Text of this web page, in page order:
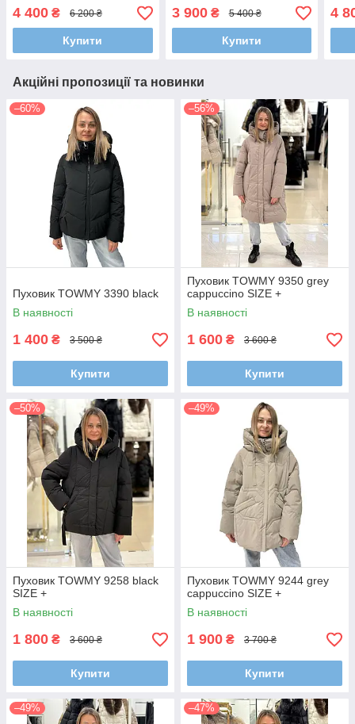
4 400 ₴ 6 200 ₴
Купити
3 900₴ 5 400 ₴
Купити
4
Акційні пропозиції та новинки
–60%
Пуховик TOWMY 3390 black
В наявності
1 400 ₴ 3 500 ₴
Купити
–56%
Пуховик TOWMY 9350 grey
cappuccino SIZE +
В наявності
1 600 ₴ 3 600 ₴
Купити
–50%
Пуховик TOWMY 9258 black
SIZE +
В наявності
1 800 ₴ 3 600 ₴
Купити
–49%
Пуховик TOWMY 9244 grey
cappuccino SIZE +
В наявності
1 900 ₴ 3 700 ₴
Купити
–49% –47%